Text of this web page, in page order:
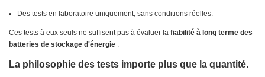
Des tests en laboratoire uniquement, sans conditions réelles.
Ces tests à eux seuls ne suffisent pas à évaluer la fiabilité à long terme des
batteries de stockage d'énergie .
La philosophie des tests importe plus que la quantité.